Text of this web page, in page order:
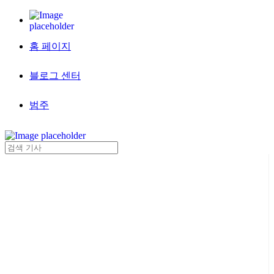
홈 페이지
블로그 센터
범주